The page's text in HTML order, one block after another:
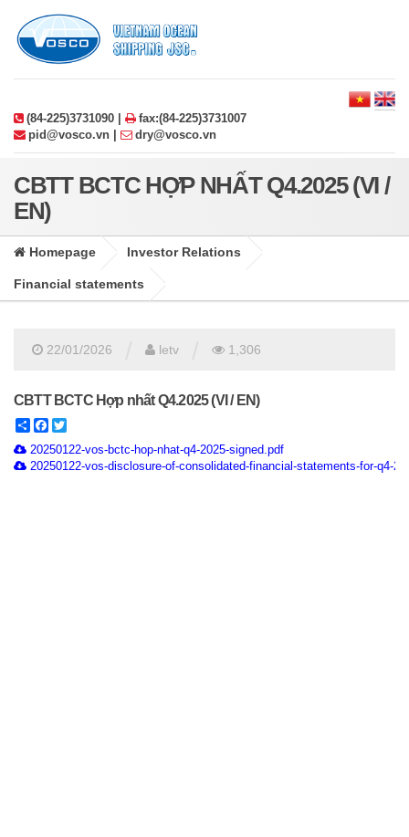
(84-225)3731090 |
fax:(84-225)3731007
pid@vosco.vn |
dry@vosco.vn
CBTT BCTC HỢP NHẤT Q4.2025 (VI /
EN)
Homepage Investor Relations
Financial statements
22/01/2026 letv 1,306
CBTT BCTC Hợp nhất Q4.2025 (VI / EN)
ShareFacebook
20250122-vos-bctc-hop-nhat-q4-2025-signed.pdf
20250122-vos-disclosure-of-consolidated-financial-statements-for-q4-